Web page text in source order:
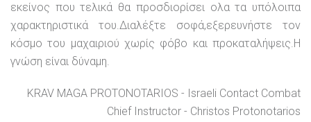
εκείνος που τελικά θα προσδιορίσει ολα τα υπόλοιπα
χαρακτηριστικά του.Διαλέξτε σοφά,εξερευνήστε τον
κόσμο του μαχαιριού χωρίς φόβο και προκαταλήψεις.Η
γνώση είναι δύναμη.
KRAV MAGA PROTONOTARIOS - Israeli Contact Combat
Chief Instructor - Christos Protonotarios